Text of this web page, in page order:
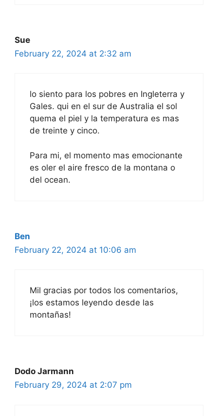
Sue
February 22, 2024 at 2:32 am
lo siento para los pobres en Ingleterra y
Gales. qui en el sur de Australia el sol
quema el piel y la temperatura es mas
de treinte y cinco.
Para mi, el momento mas emocionante
es oler el aire fresco de la montana o
del ocean.
Ben
February 22, 2024 at 10:06 am
Mil gracias por todos los comentarios,
¡los estamos leyendo desde las
montañas!
Dodo Jarmann
February 29, 2024 at 2:07 pm